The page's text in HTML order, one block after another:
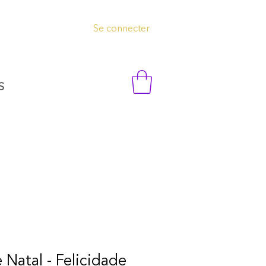
Se connecter
Natal - Felicidade